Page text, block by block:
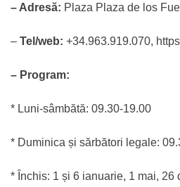
– Adresă: Plaza Plaza de los
– Tel/web: +34.963.919.070,
– Program:
* Luni-sâmbătă: 09.30-19.00
* Duminica și sărbători legale:
* Închis: 1 și 6 ianuarie, 1 mai, 26